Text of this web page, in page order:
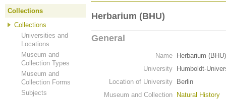
Collections
Collections
Universities and
Locations
Museum and
Collection Types
Museum and
Collection Forms
Subjects
Herbarium (BHU)
General
Name
Herbarium (BHU)
University
Humboldt-
Location of University
Berlin
Museum and Collection
Natural History